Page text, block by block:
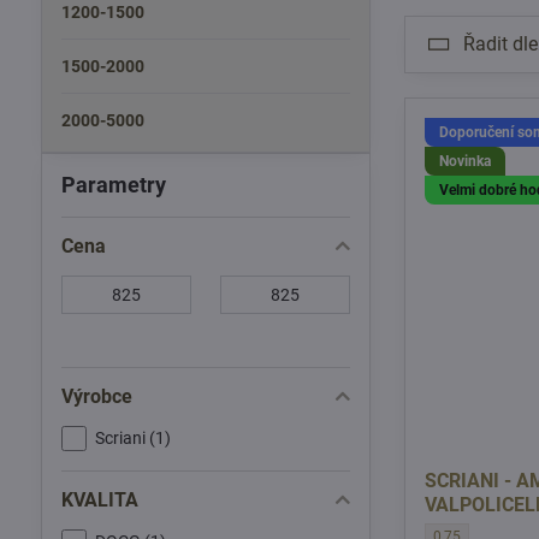
Řadit
Doporučení
Novinka
Velmi dobré
SCRIANI -
SCRIANI -
Parametry
Cena
Výrobce
Scriani (1)
KVALITA
1200-1500
1500-2000
2000-5000